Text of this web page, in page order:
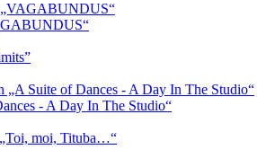
„VAGABUNDUS“
„A Suite of Dances - A Day In The Studio“
- A Day In The Studio“
moi, Tituba…“